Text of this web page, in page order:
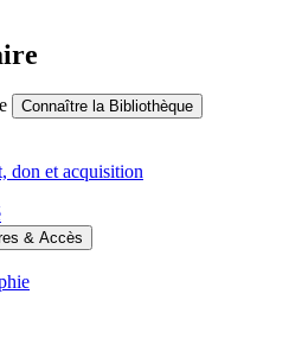
Connaître la Bibliothèque
don et acquisition
& Accès